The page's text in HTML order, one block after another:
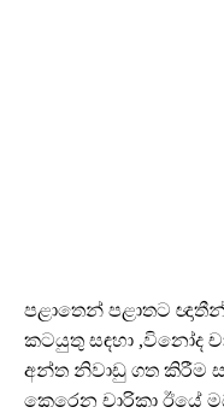
පළාතෙන් පළාතට
කටයුතු සඳහා ,විනෝද
අන්ත නිවාඩු ගත කිරීම
කෙරෙන චාරිකා ඊයේ